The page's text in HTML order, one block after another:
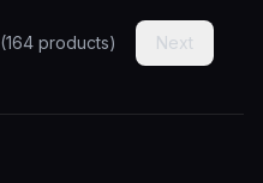
(164products) Next